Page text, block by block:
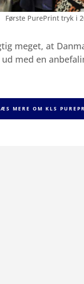
Første PurePrint tryk i
meget, at
med en
MERE OM KLS